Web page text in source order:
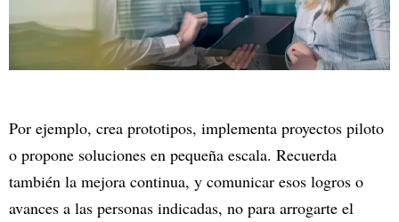
Por ejemplo, crea prototipos, implementa proyectos piloto
o propone soluciones en pequeña escala. Recuerda
también la mejora continua, y comunicar esos logros o
avances a las personas indicadas, no para arrogarte el